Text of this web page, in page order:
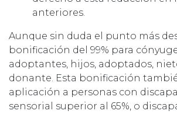
anteriores.
Aunque sin duda el punto más
bonificación del 99% para
adoptantes, hijos, adoptados,
donante. Esta bonificación
aplicación a personas con
sensorial superior al 65%, o